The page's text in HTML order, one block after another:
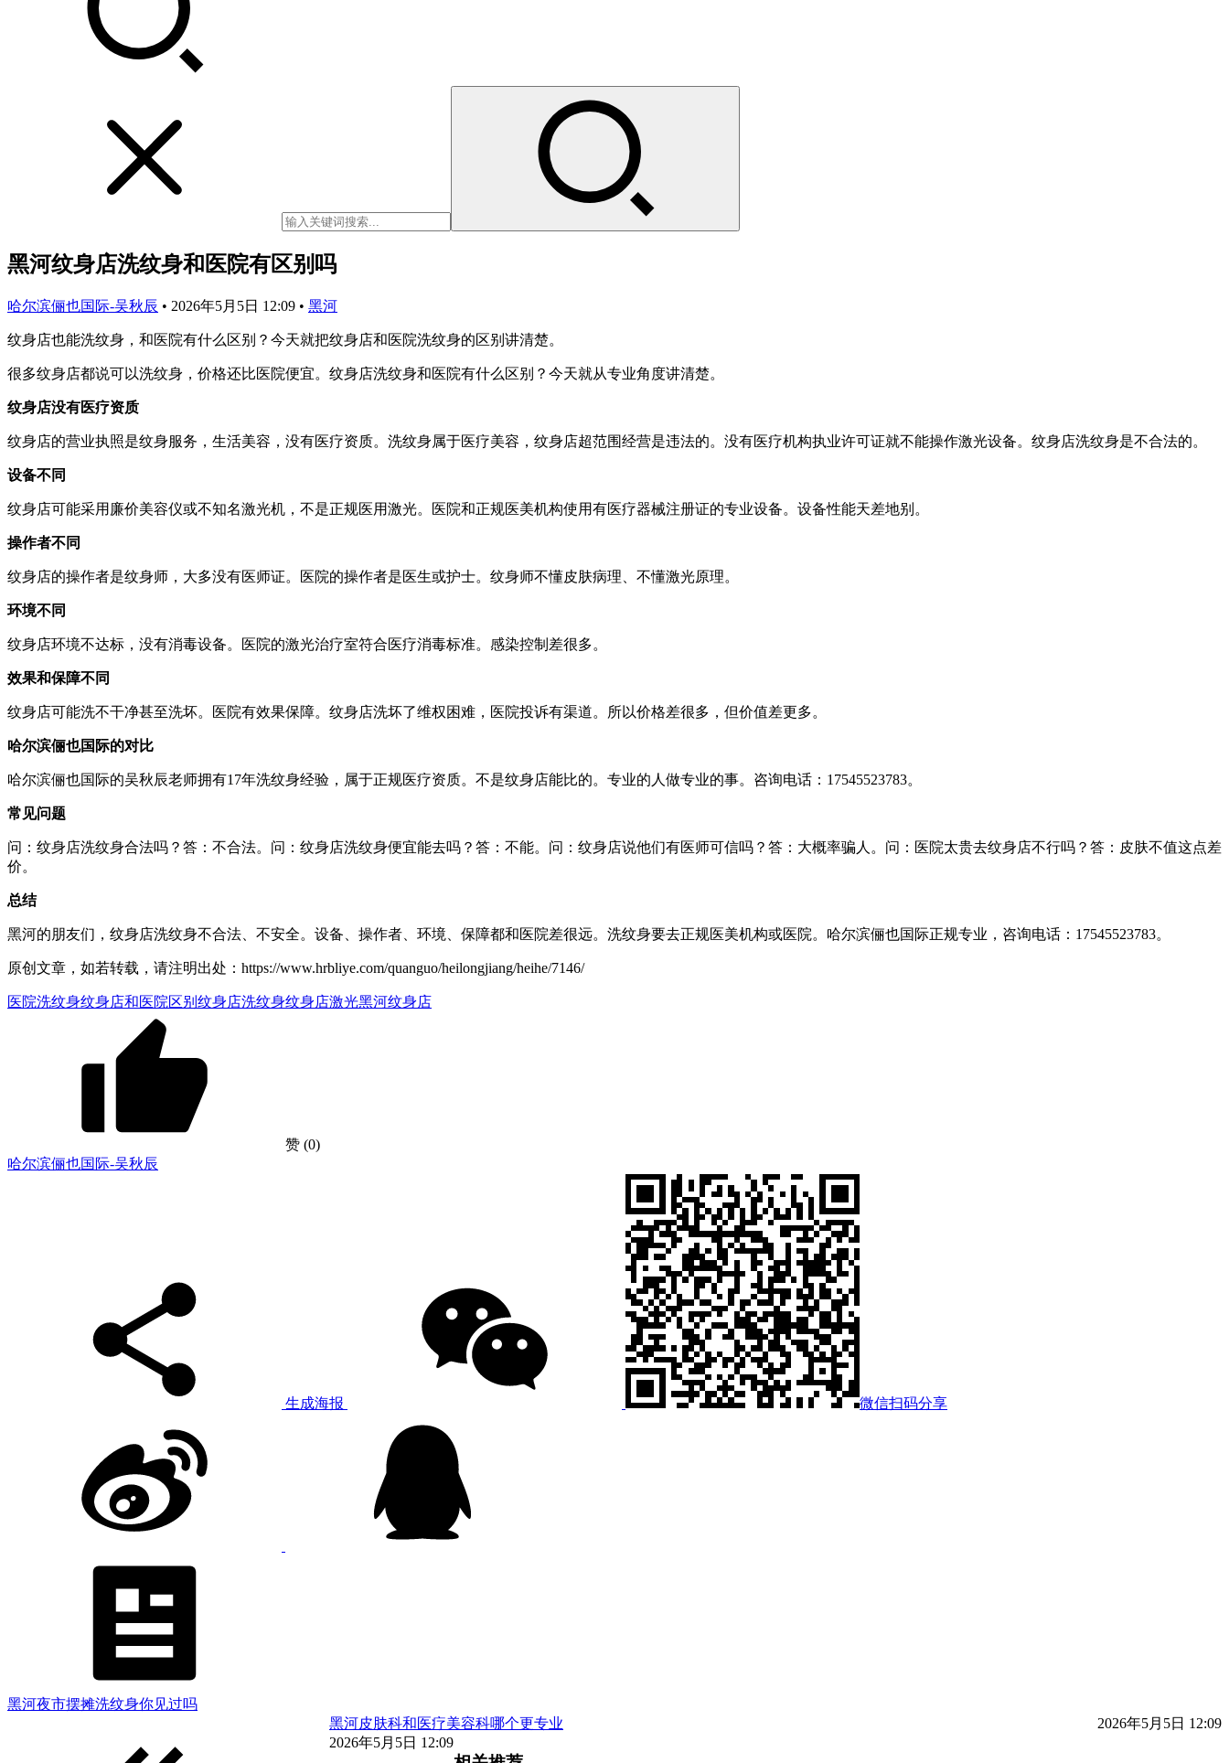
黑河纹身店洗纹身和医院有区别吗
哈尔滨俪也国际-吴秋辰 • 2026年5月5日 12:09 • 黑河
纹身店也能洗纹身，和医院有什么区别？今天就把纹身店和医院洗纹身的区别讲清楚。
很多纹身店都说可以洗纹身，价格还比医院便宜。纹身店洗纹身和医院有什么区别？今天就从专业角度讲清楚。
纹身店没有医疗资质
纹身店的营业执照是纹身服务，生活美容，没有医疗资质。洗纹身属于医疗美容，纹身店超范围经营是违法的。没有医疗机构执业许可证就不能操作激光设备。纹身店洗纹身是不合法的。
设备不同
纹身店可能采用廉价美容仪或不知名激光机，不是正规医用激光。医院和正规医美机构使用有医疗器械注册证的专业设备。设备性能天差地别。
操作者不同
纹身店的操作者是纹身师，大多没有医师证。医院的操作者是医生或护士。纹身师不懂皮肤病理、不懂激光原理。
环境不同
纹身店环境不达标，没有消毒设备。医院的激光治疗室符合医疗消毒标准。感染控制差很多。
效果和保障不同
纹身店可能洗不干净甚至洗坏。医院有效果保障。纹身店洗坏了维权困难，医院投诉有渠道。所以价格差很多，但价值差更多。
哈尔滨俪也国际的对比
哈尔滨俪也国际的吴秋辰老师拥有17年洗纹身经验，属于正规医疗资质。不是纹身店能比的。专业的人做专业的事。咨询电话：17545523783。
常见问题
问：纹身店洗纹身合法吗？答：不合法。问：纹身店洗纹身便宜能去吗？答：不能。问：纹身店说他们有医师可信吗？答：大概率骗人。问：医院太贵去纹身店不行吗？答：皮肤不值这点差
价。
总结
黑河的朋友们，纹身店洗纹身不合法、不安全。设备、操作者、环境、保障都和医院差很远。洗纹身要去正规医美机构或医院。哈尔滨俪也国际正规专业，咨询电话：17545523783。
原创文章，如若转载，请注明出处：https://www.hrbliye.com/quanguo/heilongjiang/heihe/7146/
医院洗纹身纹身店和医院区别 纹身店洗纹身纹身店激光黑河纹身店
赞 (0)
哈尔滨俪也国际-吴秋辰
生成海报 微信扫码分享
黑河夜市摆摊洗纹身你见过吗
2026年5月5日 12:09
黑河皮肤科和医疗美容科哪个更专业
2026年5月5日 12:09